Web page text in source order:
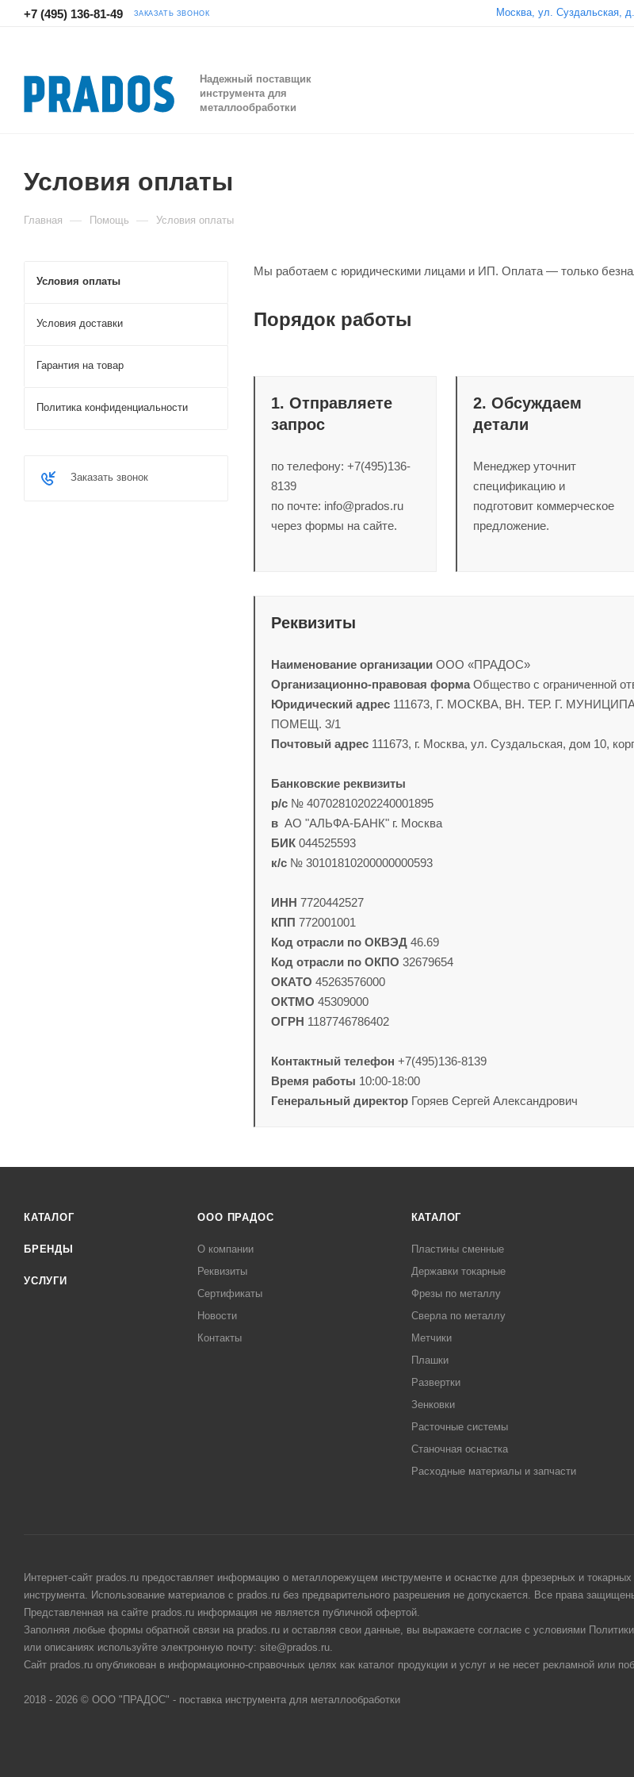
+7 (495) 136-81-49 ЗАКАЗАТЬ ЗВОНОК Москва, ул. Суздальская,
Надежный поставщик
инструмента для
металлообработки
Условия оплаты
Главная — Помощь — Условия оплаты
Мы работаем с юридическими лицами и ИП. Оплата — только
Порядок работы
1. Отправляете
запрос
по телефону: +7(495)136-
8139
по почте: info@prados.ru
через формы на сайте.
2. Обсуждаем
детали
Менеджер уточнит
спецификацию и
подготовит коммерческое
предложение.
Реквизиты
Наименование организации ООО «ПРАДОС»
Организационно-правовая формаОбщество с ограниченной
Юридический адрес 111673, Г. МОСКВА, ВН. ТЕР. Г.
ПОМЕЩ. 3/1
Почтовый адрес 111673, г. Москва, ул. Суздальская, дом 10,
Банковские реквизиты
р/с № 40702810202240001895
в АО "АЛЬФА-БАНК" г. Москва
БИК 044525593
к/с № 30101810200000000593
ИНН 7720442527
КПП 772001001
Код отрасли по ОКВЭД 46.69
Код отрасли по ОКПО 32679654
ОКАТО 45263576000
ОКТМО 45309000
ОГРН 1187746786402
Контактный телефон +7(495)136-8139
Время работы 10:00-18:00
Генеральный директор Горяев Сергей Александрович
Условия оплаты
Условия доставки
Гарантия на товар
Политика конфиденциальности
Заказать звонок
КАТАЛОГ
БРЕНДЫ
УСЛУГИ
ООО ПРАДОС
О компании
Реквизиты
Сертификаты
Новости
Контакты
КАТАЛОГ
Пластины сменные
Державки токарные
Фрезы по металлу
Сверла по металлу
Метчики
Плашки
Развертки
Зенковки
Расточные системы
Станочная оснастка
Расходные материалы и запчасти
Интернет-сайт prados.ru предоставляет информацию о металлорежущем инструменте и оснастке для фрезерных и токарных
инструмента. Использование материалов с prados.ru без предварительного разрешения не допускается. Все права
Представленная на сайте prados.ru информация не является публичной офертой.
Заполняя любые формы обратной связи на prados.ru и оставляя свои данные, вы выражаете согласие с условиями
или описаниях используйте электронную почту: site@prados.ru.
Сайт prados.ru опубликован в информационно-справочных целях как каталог продукции и услуг и не несет рекламной или
2018 - 2026 © ООО "ПРАДОС" - поставка инструмента для металлообработки